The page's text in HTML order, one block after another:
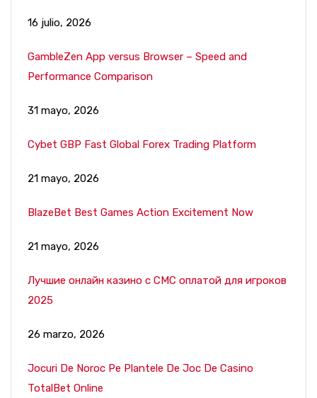
16 julio, 2026
GambleZen App versus Browser – Speed and
Performance Comparison
31 mayo, 2026
Cybet GBP Fast Global Forex Trading Platform
21 mayo, 2026
BlazeBet Best Games Action Excitement Now
21 mayo, 2026
Лучшие онлайн казино с СМС оплатой для игроков
2025
26 marzo, 2026
Jocuri De Noroc Pe Plantele De Joc De Casino
TotalBet Online